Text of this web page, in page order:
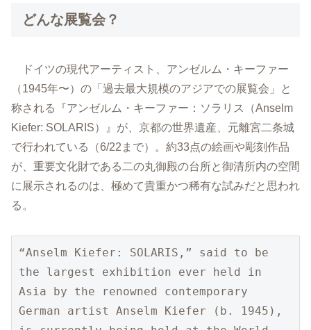
どんな展覧会？
ドイツの現代アーティスト、アンゼルム・キーファー
（1945年〜）の「過去最大規模のアジアでの展覧会」と
称される『アンゼルム・キーファー：ソラリス（Anselm
Kiefer: SOLARIS）』が、京都の世界遺産、元離宮二条城
で行われている（6/22まで）。約33点の絵画や彫刻作品
が、重要文化財である二の丸御殿の台所と御清所内の空間
に展示されるのは、極めて貴重かつ稀有な試みだと思われ
る。
“Anselm Kiefer: SOLARIS,” said to be
the largest exhibition ever held in
Asia by the renowned contemporary
German artist Anselm Kiefer (b. 1945),